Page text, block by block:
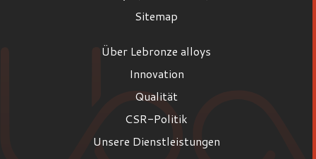
Sitemap
Über Lebronze alloys
Innovation
Qualität
CSR-Politik
Unsere Dienstleistungen